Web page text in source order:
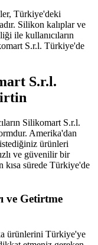
Türkiye'deki
Silikon kalıplar ve
ile kullanıcıların
S.r.l. Türkiye'de
S.r.l.
Silikomart S.r.l.
Amerika'dan
istediğiniz ürünleri
ve güvenilir bir
kısa sürede Türkiye'de
ve Getirtme
ürünlerini Türkiye'ye